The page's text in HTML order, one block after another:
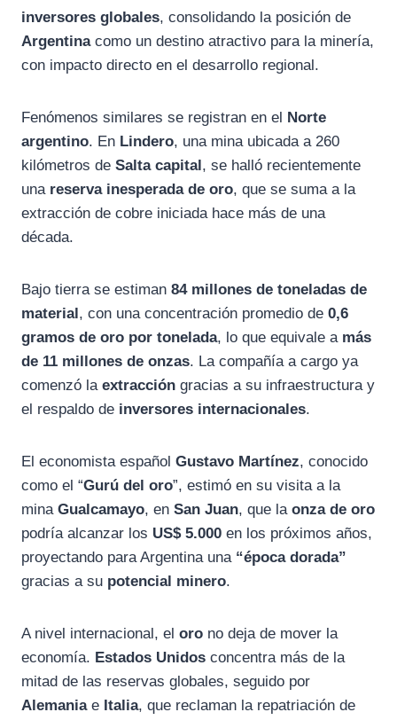
inversores globales, consolidando la posición de
Argentinacomo un destino atractivo para la minería,
con impacto directo en el desarrollo regional.
Fenómenos similares se registran en el Norte
argentino. En Lindero, una mina ubicada a 260
kilómetros de Salta capital, se halló recientemente
una reserva inesperada de oro, que se suma a la
extracción de cobre iniciada hace más de una
década.
Bajo tierra se estiman 84 millones de toneladas de
material, con una concentración promedio de 0,6
gramos de oro por tonelada, lo que equivale a más
de 11 millones de onzas. La compañía a cargo ya
comenzó la extracción gracias a su infraestructura y
el respaldo de inversores internacionales.
El economista español Gustavo Martínez, conocido
como el “Gurú del oro”, estimó en su visita a la
mina Gualcamayo, en San Juan, que la onza de oro
podría alcanzar los US$ 5.000 en los próximos años,
proyectando para Argentina una “época dorada”
gracias a su potencial minero.
A nivel internacional, el oro no deja de mover la
economía. Estados Unidos concentra más de la
mitad de las reservas globales, seguido por
Alemaniae Italia, que reclaman la repatriación de